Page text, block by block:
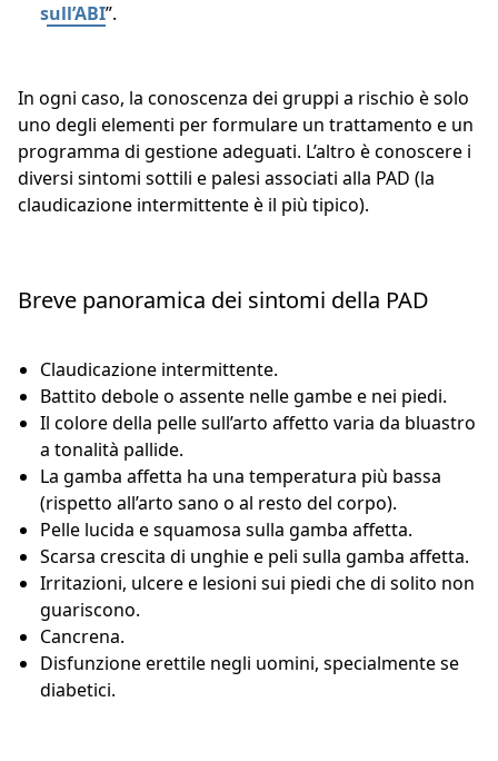
sull’ABI”.
In ogni caso, la conoscenza dei gruppi a rischio è solo
uno degli elementi per formulare un trattamento e un
programma di gestione adeguati. L’altro è conoscere i
diversi sintomi sottili e palesi associati alla PAD (la
claudicazione intermittente è il più tipico).
Breve panoramica dei sintomi della PAD
Claudicazione intermittente.
Battito debole o assente nelle gambe e nei piedi.
Il colore della pelle sull’arto affetto varia da bluastro
a tonalità pallide.
La gamba affetta ha una temperatura più bassa
(rispetto all’arto sano o al resto del corpo).
Pelle lucida e squamosa sulla gamba affetta.
Scarsa crescita di unghie e peli sulla gamba affetta.
Irritazioni, ulcere e lesioni sui piedi che di solito non
guariscono.
Cancrena.
Disfunzione erettile negli uomini, specialmente se
diabetici.